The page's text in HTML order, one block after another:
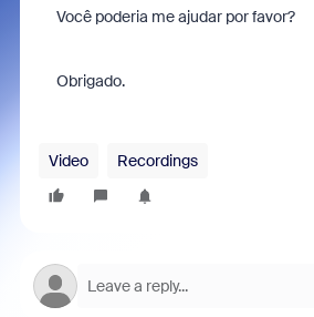
Você poderia me ajudar por favor?
Obrigado.
Video Recordings